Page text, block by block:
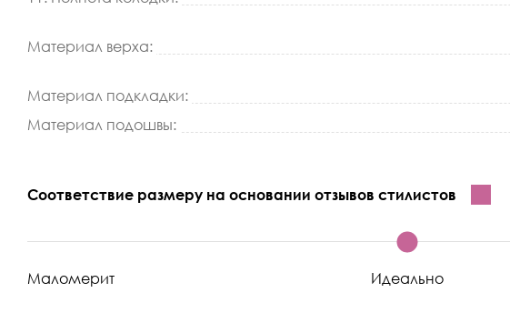
Материал верха:
Материал подкладки:
Материал подошвы:
Соответствие размеру на основании отзывов стилистов
Маломерит Идеально